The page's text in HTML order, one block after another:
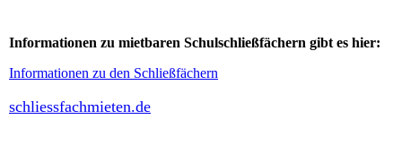
Informationen zu mietbaren Schulschließfächern gibt es hier:
Informationen zu den Schließfächern
schliessfachmieten.de